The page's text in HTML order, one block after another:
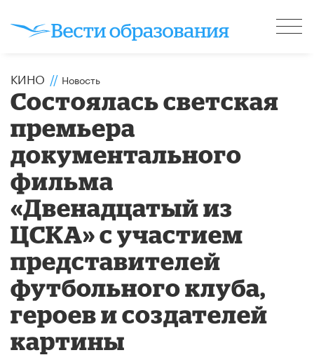
КИНО // Новость
Состоялась светская
премьера
документального
фильма
«Двенадцатый из
ЦСКА» с участием
представителей
футбольного клуба,
героев и создателей
картины